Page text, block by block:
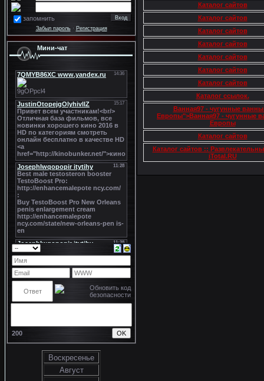
запомнить
Забыл пароль· Регистрация
Мини-чат
200
Воскресенье
Август
Каталог сайтов
Каталог сайтов
Каталог сайтов
Каталог сайтов
Каталог сайтов
Каталог сайтов
Каталог сайтов
Каталог ссылок.
Ванная97 - чугунные ванны
Европы">Ванная97 - чугунные
Европы
Каталог сайтов
Каталог сайтов ::
iTotal.RU